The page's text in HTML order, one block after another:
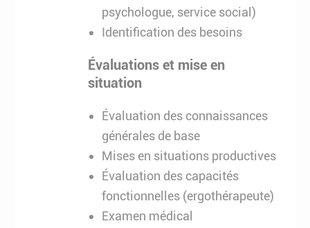
psychologue, service social)
Identification des besoins
Évaluations et mise en
situation
Évaluation des connaissances
générales de base
Mises en situations productives
Évaluation des capacités
fonctionnelles (ergothérapeute)
Examen médical